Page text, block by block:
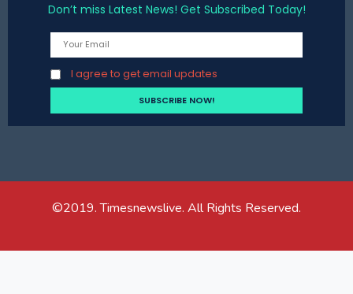
Don’t miss Latest News! Get Subscribed Today!
I agree to get email updates
©2019. Timesnewslive. All Rights Reserved.